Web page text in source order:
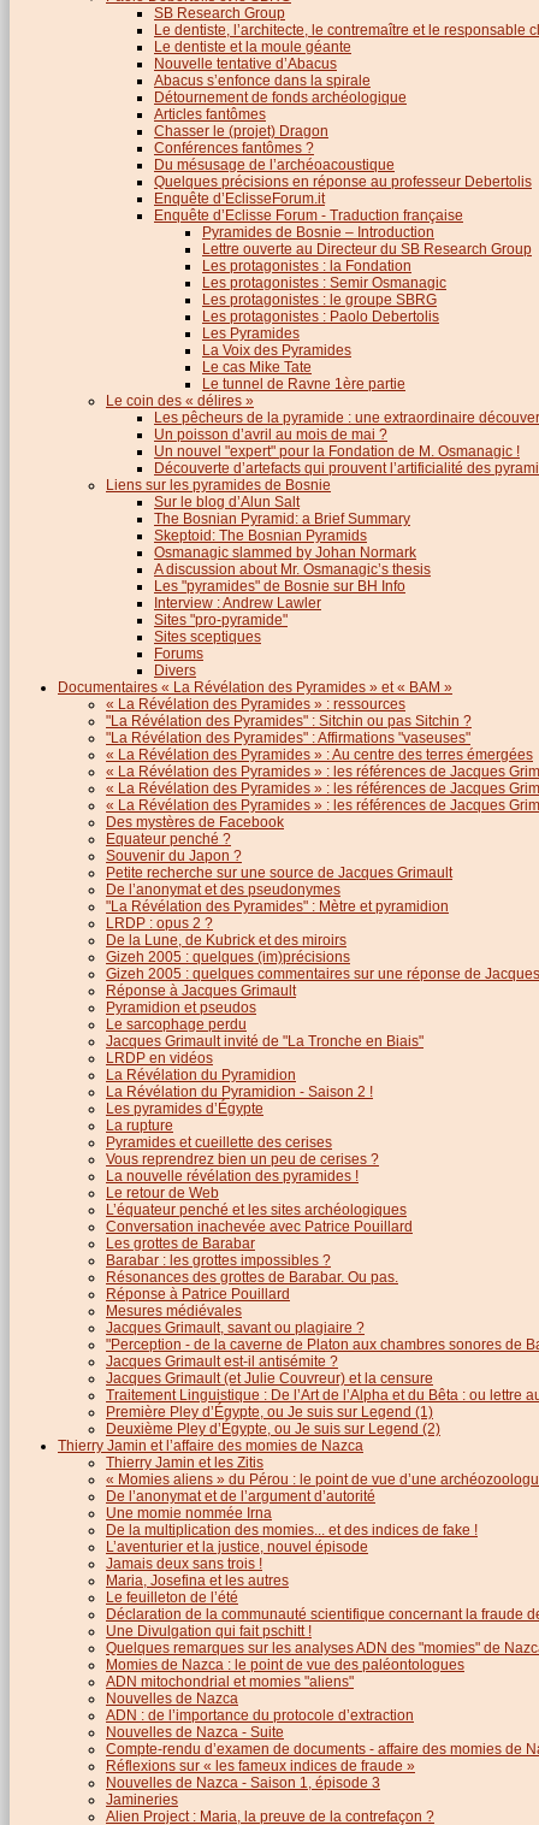
SB Research Group
Le dentiste, l’architecte, le contremaître et le responsable
Le dentiste et la moule géante
Nouvelle tentative d’Abacus
Abacus s’enfonce dans la spirale
Détournement de fonds archéologique
Articles fantômes
Chasser le (projet) Dragon
Conférences fantômes ?
Du mésusage de l’archéoacoustique
Quelques précisions en réponse au professeur Debertolis
Enquête d’EclisseForum.it
Enquête d’Eclisse Forum - Traduction française
Pyramides de Bosnie – Introduction
Lettre ouverte au Directeur du SB Research Group
Les protagonistes : la Fondation
Les protagonistes : Semir Osmanagic
Les protagonistes : le groupe SBRG
Les protagonistes : Paolo Debertolis
Les Pyramides
La Voix des Pyramides
Le cas Mike Tate
Le tunnel de Ravne 1ère partie
Le coin des « délires »
Les pêcheurs de la pyramide : une extraordinaire
Un poisson d’avril au mois de mai ?
Un nouvel "expert" pour la Fondation de M. Osmanagic !
Découverte d’artefacts qui prouvent l’artificialité des
Liens sur les pyramides de Bosnie
Sur le blog d’Alun Salt
The Bosnian Pyramid: a Brief Summary
Skeptoid: The Bosnian Pyramids
Osmanagic slammed by Johan Normark
A discussion about Mr. Osmanagic’s thesis
Les "pyramides" de Bosnie sur BH Info
Interview : Andrew Lawler
Sites "pro-pyramide"
Sites sceptiques
Forums
Divers
Documentaires « La Révélation des Pyramides » et « BAM »
« La Révélation des Pyramides » : ressources
"La Révélation des Pyramides" : Sitchin ou pas Sitchin ?
"La Révélation des Pyramides" : Affirmations "vaseuses"
« La Révélation des Pyramides » : Au centre des terres émergées
« La Révélation des Pyramides » : les références de Jacques
« La Révélation des Pyramides » : les références de Jacques
« La Révélation des Pyramides » : les références de Jacques
Des mystères de Facebook
Equateur penché ?
Souvenir du Japon ?
Petite recherche sur une source de Jacques Grimault
De l’anonymat et des pseudonymes
"La Révélation des Pyramides" : Mètre et pyramidion
LRDP : opus 2 ?
De la Lune, de Kubrick et des miroirs
Gizeh 2005 : quelques (im)précisions
Gizeh 2005 : quelques commentaires sur une réponse de
Réponse à Jacques Grimault
Pyramidion et pseudos
Le sarcophage perdu
Jacques Grimault invité de "La Tronche en Biais"
LRDP en vidéos
La Révélation du Pyramidion
La Révélation du Pyramidion - Saison 2 !
Les pyramides d’Égypte
La rupture
Pyramides et cueillette des cerises
Vous reprendrez bien un peu de cerises ?
La nouvelle révélation des pyramides !
Le retour de Web
L’équateur penché et les sites archéologiques
Conversation inachevée avec Patrice Pouillard
Les grottes de Barabar
Barabar : les grottes impossibles ?
Résonances des grottes de Barabar. Ou pas.
Réponse à Patrice Pouillard
Mesures médiévales
Jacques Grimault, savant ou plagiaire ?
"Perception - de la caverne de Platon aux chambres sonores de
Jacques Grimault est-il antisémite ?
Jacques Grimault (et Julie Couvreur) et la censure
Traitement Linguistique : De l’Art de l’Alpha et du Bêta : ou lettre
Première Pley d’Égypte, ou Je suis sur Legend (1)
Deuxième Pley d’Égypte, ou Je suis sur Legend (2)
Thierry Jamin et l’affaire des momies de Nazca
Thierry Jamin et les Zitis
« Momies aliens » du Pérou : le point de vue d’une
De l’anonymat et de l’argument d’autorité
Une momie nommée Irna
De la multiplication des momies... et des indices de fake !
L’aventurier et la justice, nouvel épisode
Jamais deux sans trois !
Maria, Josefina et les autres
Le feuilleton de l’été
Déclaration de la communauté scientifique concernant la fraude
Une Divulgation qui fait pschitt !
Quelques remarques sur les analyses ADN des "momies" de
Momies de Nazca : le point de vue des paléontologues
ADN mitochondrial et momies "aliens"
Nouvelles de Nazca
ADN : de l’importance du protocole d’extraction
Nouvelles de Nazca - Suite
Compte-rendu d’examen de documents - affaire des momies de
Réflexions sur « les fameux indices de fraude »
Nouvelles de Nazca - Saison 1, épisode 3
Jamineries
Alien Project : Maria, la preuve de la contrefaçon ?